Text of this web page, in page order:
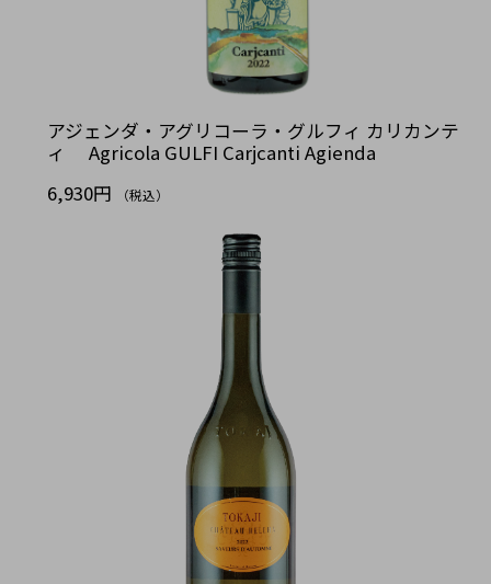
アジェンダ・アグリコーラ・グルフィ カリカンテ
ィ Agricola GULFI Carjcanti Agienda
6,930円
（税込）